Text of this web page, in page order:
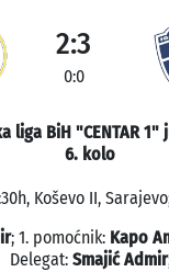
2:3
0:0
liga BiH "CENTAR 1"
6. kolo
Koševo II,
; 1. pomoćnik: Kapo
Delegat: Smajić Admir